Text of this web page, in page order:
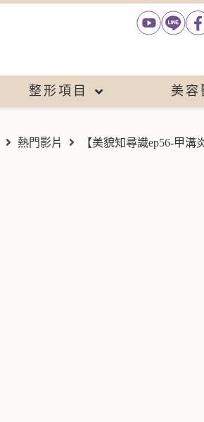
整形項目 美容
熱門影片 【美貌知尋識ep56-甲